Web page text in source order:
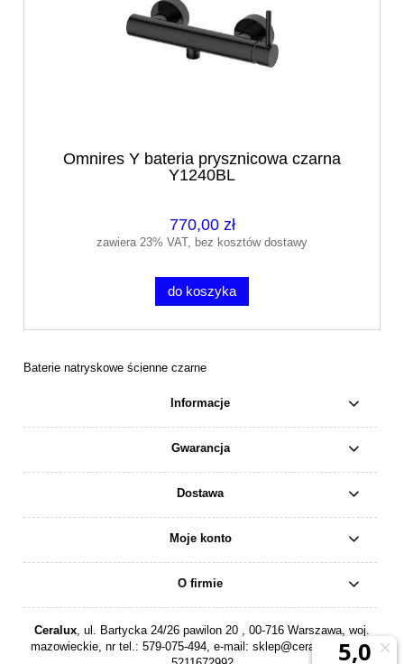
Omnires Y bateria prysznicowa czarna
Y1240BL
770,00 zł
zawiera 23% VAT, bez kosztów dostawy
do koszyka
Baterie natryskowe ścienne czarne
Informacje
Gwarancja
Dostawa
Moje konto
O firmie
Ceralux, ul. Bartycka 24/26 pawilon 20 , 00-716 Warszawa, woj.
mazowieckie, nr tel.: 579-075-494, e-mail: sklep@ceralux.pl, NIP: